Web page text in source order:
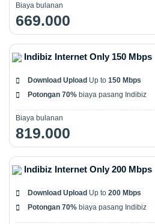
Biaya bulanan
669.000
Indibiz Internet Only 150 Mbps
Download Upload Up to 150 Mbps
Potongan 70% biaya pasang Indibiz
Biaya bulanan
819.000
Indibiz Internet Only 200 Mbps
Download Upload Up to 200 Mbps
Potongan 70% biaya pasang Indibiz